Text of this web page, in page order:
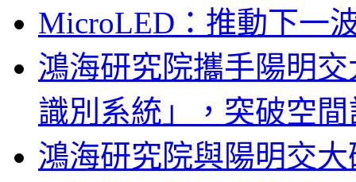
MicroLED：推動下一
鴻海研究院攜手陽明
識別系統」，突破空
鴻海研究院與陽明交